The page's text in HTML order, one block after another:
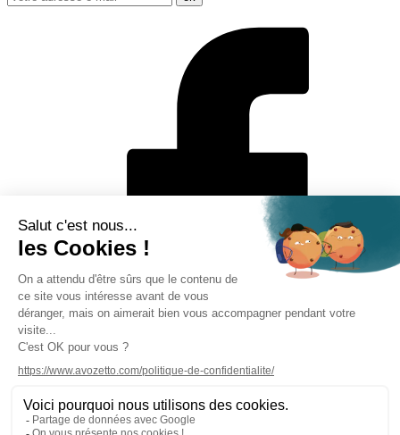
Mentions légales
Politique de protection des données personnelles
CGV